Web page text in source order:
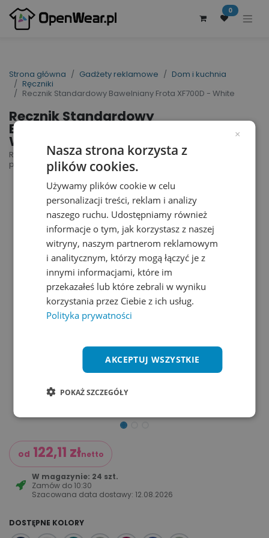
0
Strona główna Gadżety reklamowe
Dom i kuchnia
Ręczniki
Recznik Standardowy Bawelniany Frota XF700D - White
Recznik Standardowy
Bawelniany Frota XF700D -
White
Ręcznik XF700D | nr art.: XF700D | nr art.
producenta: 1189050300
od 122,11 złnetto
W magazynie: 24 szt.
Zamów do10:30
Szacowana data dostawy:12.08.2026
DOSTĘPNE KOLORY
×
Nasza strona korzysta z
plików cookies.
Używamy plików cookie w celu
personalizacji treści, reklam i analizy
naszego ruchu. Udostępniamy również
informacje o tym, jak korzystasz z naszej
witryny, naszym partnerom reklamowym
i analitycznym, którzy mogą łączyć je z
innymi informacjami, które im
przekazałeś lub które zebrali w wyniku
korzystania przez Ciebie z ich usług.
Polityka prywatności
AKCEPTUJ WSZYSTKIE
POKAŻ SZCZEGÓŁY